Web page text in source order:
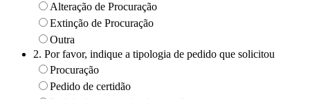
Alteração de Procuração
Extinção de Procuração
Outra
2. Por favor, indique a tipologia de pedido que solicitou
Procuração
Pedido de certidão